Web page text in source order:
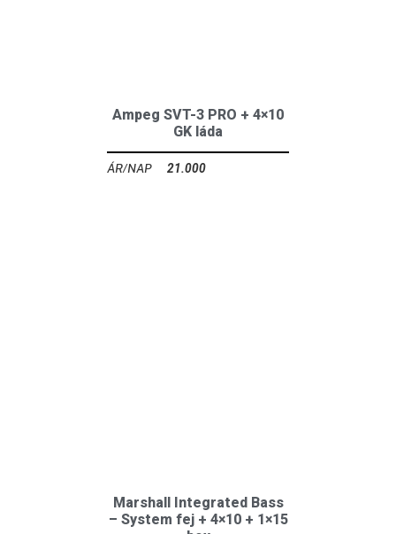
Ampeg SVT-3 PRO + 4×10
GK láda
21.000
Marshall Integrated Bass
– System fej + 4×10 + 1×15